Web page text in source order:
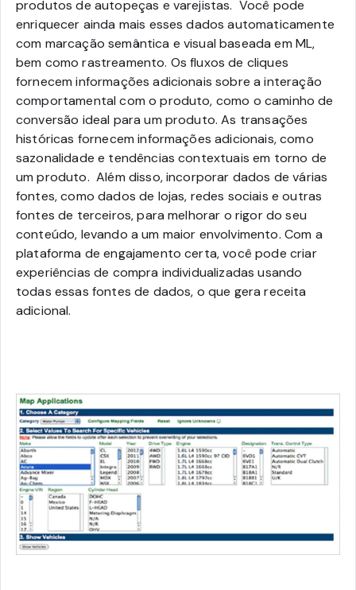
produtos de autopeças e varejistas. Você pode
enriquecer ainda mais esses dados automaticamente
com marcação semântica e visual baseada em ML,
bem como rastreamento. Os fluxos de cliques
fornecem informações adicionais sobre a interação
comportamental com o produto, como o caminho de
conversão ideal para um produto. As transações
históricas fornecem informações adicionais, como
sazonalidade e tendências contextuais em torno de
um produto. Além disso, incorporar dados de várias
fontes, como dados de lojas, redes sociais e outras
fontes de terceiros, para melhorar o rigor do seu
conteúdo, levando a um maior envolvimento. Com a
plataforma de engajamento certa, você pode criar
experiências de compra individualizadas usando
todas essas fontes de dados, o que gera receita
adicional.